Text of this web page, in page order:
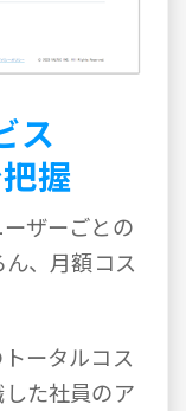
ス
握
ザーごとの
、月額コス
ータルコス
た社員のア